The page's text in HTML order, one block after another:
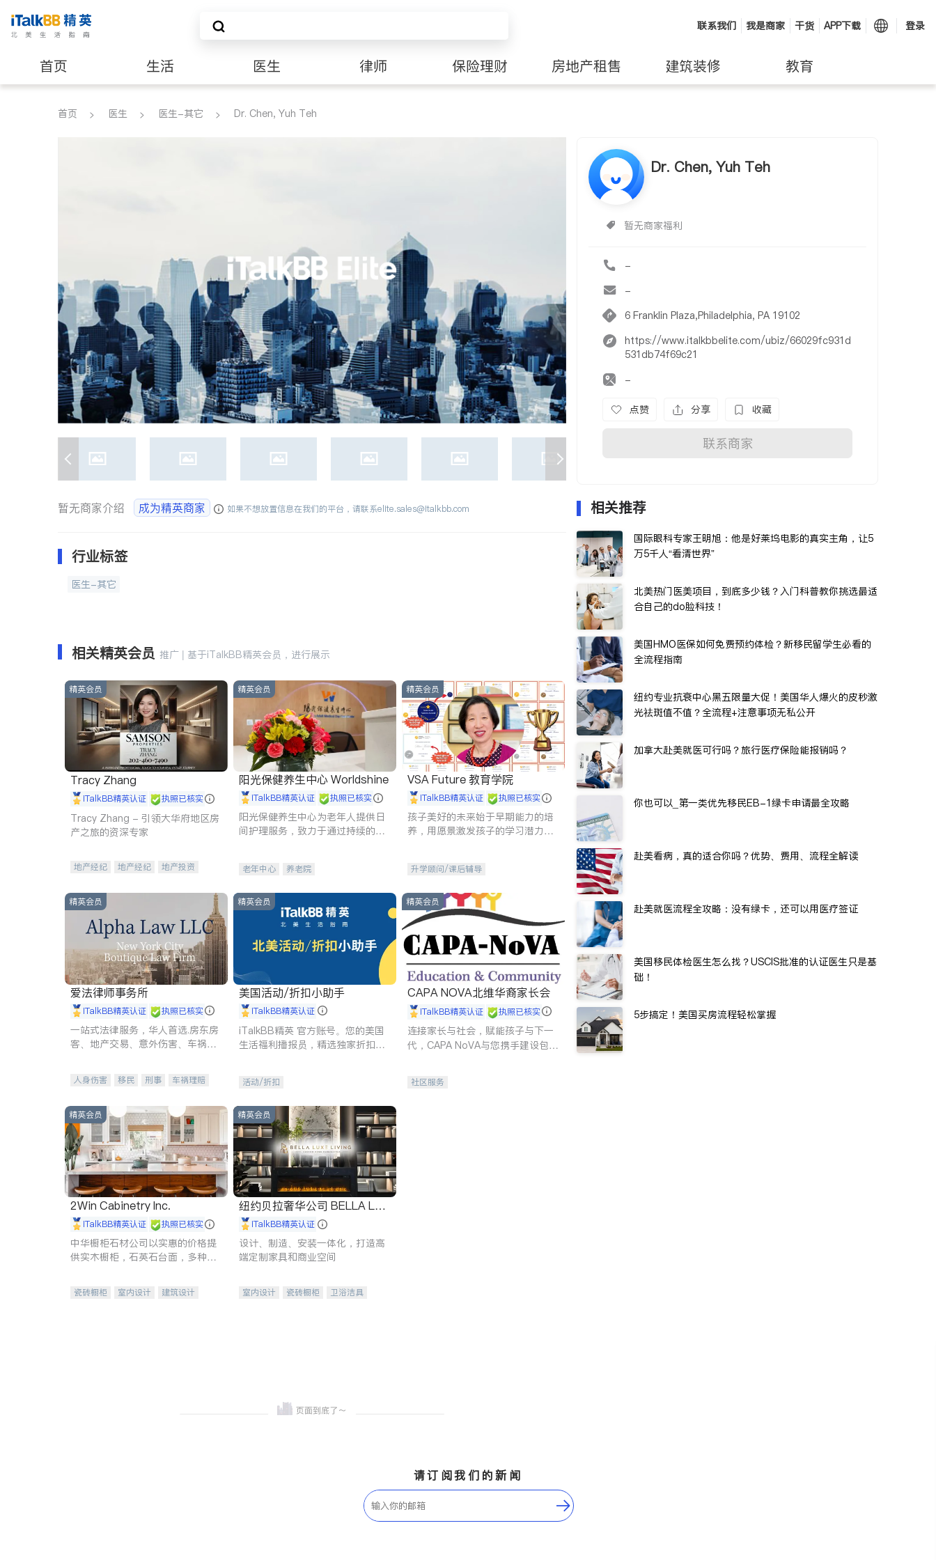
联系我们 我是商家 干货 APP下载 登录
首页 生活 医生 律师 保险理财 房地产租售 建筑装修 教育
养老 非盈利组织
首页 医生 医生-其它 Dr. Chen, Yuh Teh
Dr. Chen, Yuh Teh
暂无商家福利
-
-
6 Franklin Plaza,Philadelphia, PA 19102
https://www.italkbbelite.com/ubiz/66029fc931d
531db74f69c21
-
点赞 分享 收藏
联系商家
暂无商家介绍 成为精英商家 如果不想放置信息在我们的平台，请联系elite.sales@italkbb.com
行业标签
医生-其它
相关精英会员 推广 | 基于iTalkBB精英会员，进行展示
精英会员
Tracy Zhang
iTalkBB精英认证 执照已核实
Tracy Zhang - 引领大华府地区房
产之旅的资深专家
地产经纪 地产经纪
地产投资
精英会员
阳光保健养生中心 Worldshine
iTalkBB精英认证 执照已核实
阳光保健养生中心为老年人提供日
间护理服务，致力于通过持续的护
老年中心 养老院
精英会员
VSA Future 教育学院
iTalkBB精英认证 执照已核实
孩子美好的未来始于早期能力的培
养，用愿景激发孩子的学习潜力和
升学顾问/课后辅导
精英会员
爱法律师事务所
iTalkBB精英认证 执照已核实
一站式法律服务，华人首选.房东房
客、地产交易、意外伤害、车祸重
人身伤害 移民 刑事
车祸理赔
商标注册
索赔 律师-其它 保释
精英会员
美国活动/折扣小助手
iTalkBB精英认证
iTalkBB精英 官方账号。您的美国
生活福利播报员，精选独家折扣、
活动/折扣
精英会员
CAPA NOVA北维华裔家长会
iTalkBB精英认证 执照已核实
连接家长与社会，赋能孩子与下一
代，CAPA NoVA与您携手建设包
社区服务
精英会员
2Win Cabinetry Inc.
iTalkBB精英认证 执照已核实
中华橱柜石材公司以实惠的价格提
供实木橱柜，石英石台面，多种优
机。品质厨房，家的选择。
瓷砖橱柜 室内设计
建筑设计
精英会员
纽约贝拉奢华公司 BELLA LUX
E iTalkBB精英认证
设计、制造、安装一体化，打造高
端定制家具和商业空间
室内设计 瓷砖橱柜
卫浴洁具
相关推荐
国际眼科专家王明旭：他是好莱坞电影的真实主角，让5
万5千人“看清世界”
北美热门医美项目，到底多少钱？入门科普教你挑选最适
合自己的do脸科技！
美国HMO医保如何免费预约体检？新移民留学生必看的
全流程指南
纽约专业抗衰中心黑五限量大促！美国华人爆火的皮秒激
光祛斑值不值？全流程+注意事项无私公开
加拿大赴美就医可行吗？旅行医疗保险能报销吗？
你也可以_第一类优先移民EB-1绿卡申请最全攻略
赴美看病，真的适合你吗？优势、费用、流程全解读
赴美就医流程全攻略：没有绿卡，还可以用医疗签证
美国移民体检医生怎么找？USCIS批准的认证医生只是基
础！
5步搞定！美国买房流程轻松掌握
请订阅我们的新闻